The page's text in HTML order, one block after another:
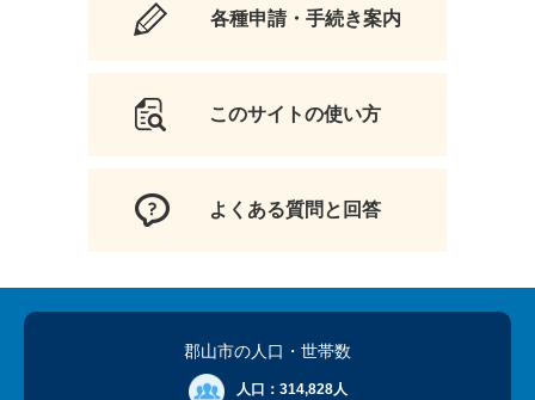
各種申請・手続き案内
このサイトの使い方
よくある質問と回答
郡山市の人口 ・世帯数
人口： 314,828人